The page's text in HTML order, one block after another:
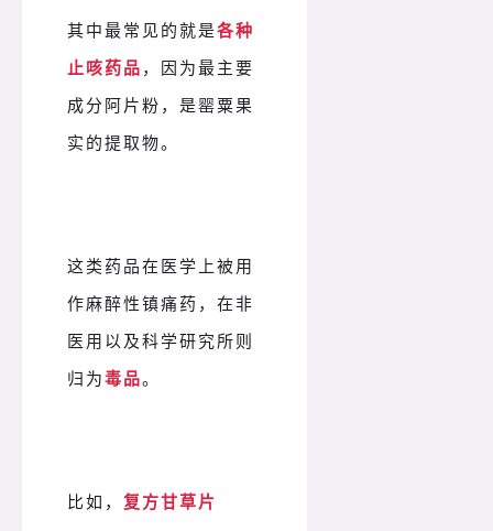
其中最常见的就是各种
止咳药品 ，因为最主要
成分阿片粉，是罂粟果
实的提取物。
这类药品在医学上被用
作麻醉性镇痛药，在非
医用以及科学研究所则
归为毒品。
比如， 复方甘草片